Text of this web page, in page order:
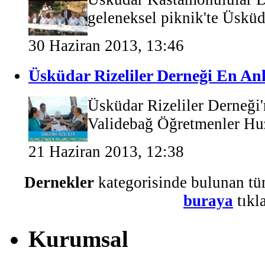
geleneksel piknik'te
30 Haziran 2013, 13:46
Üsküdar Rizeliler Derneği En
Üsküdar Rizeliler
Validebağ Öğretmenler
21 Haziran 2013, 12:38
Derneklerkategorisinde bulunan
buraya
Kurumsal